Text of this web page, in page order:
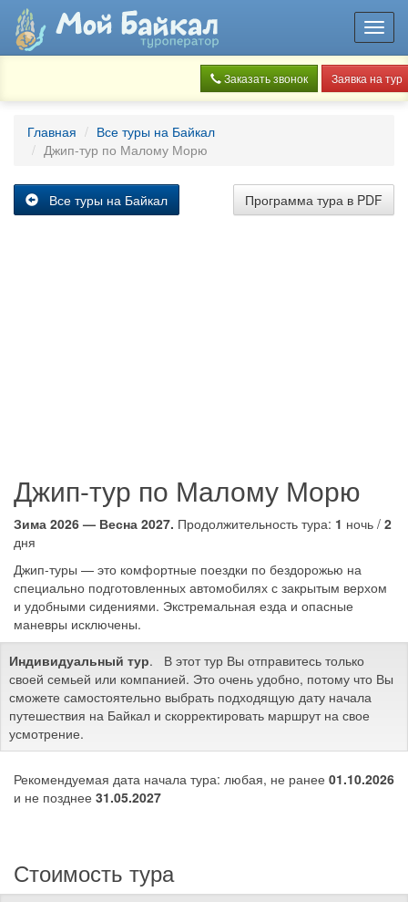
Заказать звонок Заявка на тур
Главная
Все туры на Байкал
Джип-тур по Малому Морю
Программа тура в PDF
Все туры на Байкал
Джип-тур по Малому Морю
Зима 2026 — Весна 2027. Продолжительность тура: 1 ночь / 2
дня
Джип-туры — это комфортные поездки по бездорожью на
специально подготовленных автомобилях с закрытым верхом
и удобными сидениями. Экстремальная езда и опасные
маневры исключены.
Индивидуальный тур. В этот тур Вы отправитесь только
своей семьей или компанией. Это очень удобно, потому что Вы
сможете самостоятельно выбрать подходящую дату начала
путешествия на Байкал и скорректировать маршрут на свое
усмотрение.
Рекомендуемая дата начала тура: любая, не ранее 01.10.2026
и не позднее 31.05.2027
Стоимость тура